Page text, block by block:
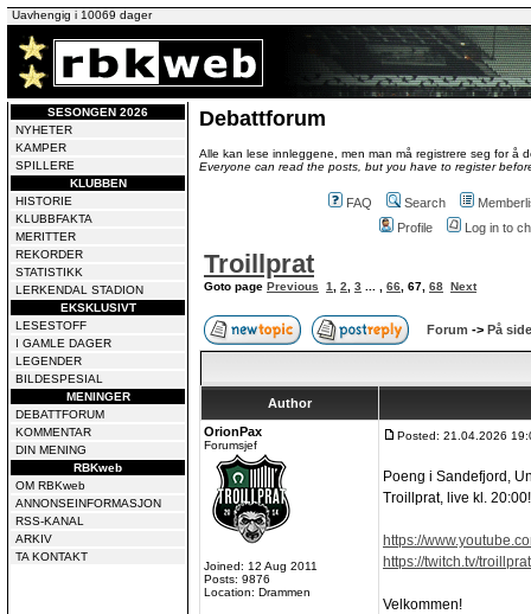
Uavhengig i 10069 dager
SESONGEN 2026
NYHETER
KAMPER
SPILLERE
KLUBBEN
HISTORIE
KLUBBFAKTA
MERITTER
REKORDER
STATISTIKK
LERKENDAL STADION
EKSKLUSIVT
LESESTOFF
I GAMLE DAGER
LEGENDER
BILDESPESIAL
MENINGER
DEBATTFORUM
KOMMENTAR
DIN MENING
RBKweb
OM RBKweb
ANNONSEINFORMASJON
RSS-KANAL
ARKIV
TA KONTAKT
Debattforum
Alle kan lese innleggene, men man må registrere seg for å
Everyone can read the posts, but you have to register
FAQ Search
Profile
Log in to
Troillprat
Goto page Previous 1 2 3 66 67 68 Next
Forum -> På
Author
OrionPax
Forumsjef
Joined: 12 Aug 2011
Posts: 9876
Location: Drammen
Posted: 21.04.2026
Poeng i Sandefjord,
Troillprat, live kl. 20:00!
https://
https://twitch.tv/troillprat
Velkommen!